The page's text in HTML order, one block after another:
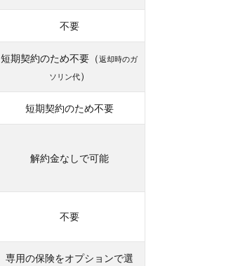
不要
短期契約のため不要（返却時のガ
ソリン代）
短期契約のため不要
解約金なしで可能
不要
専用の保険をオプションで選